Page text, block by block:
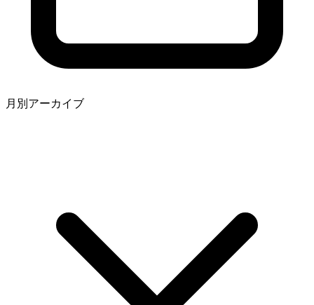
月別アーカイブ